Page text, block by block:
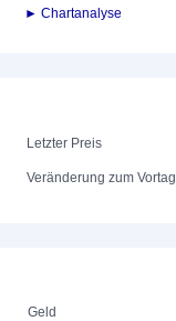
► Chartanalyse
Letzter Preis
Veränderung zum Vortag
Geld